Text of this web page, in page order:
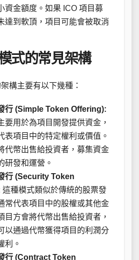
資金額度。如果 ICO 項目募
達到軟頂，項目可能會被取消
式的常見架構
構主要有以下幾種：
行 (Simple Token Offering):
要用於為項目開發提供資金，
表項目中的特定權利或價值。
代幣出售給投資者，募集資金
研發和運營。
行 (Security Token
這種模式類似於傳統的股票發
常代表項目中的股權或其他金
目方會將代幣出售給投資者，
以通過代幣獲得項目的利潤分
利。
行 (Contract Token